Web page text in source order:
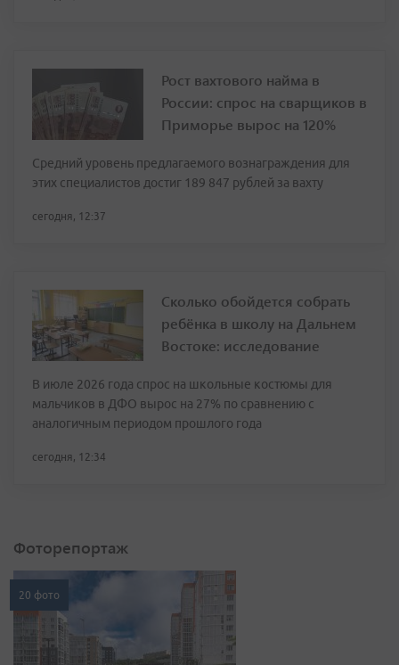
Рост вахтового найма в
России: спрос на сварщиков в
Приморье вырос на 120%
Средний уровень предлагаемого вознаграждения для
этих специалистов достиг 189 847 рублей за вахту
сегодня, 12:37
Сколько обойдется собрать
ребёнка в школу на Дальнем
Востоке: исследование
В июле 2026 года спрос на школьные костюмы для
мальчиков в ДФО вырос на 27% по сравнению с
аналогичным периодом прошлого года
сегодня, 12:34
Фоторепортаж
20 фото